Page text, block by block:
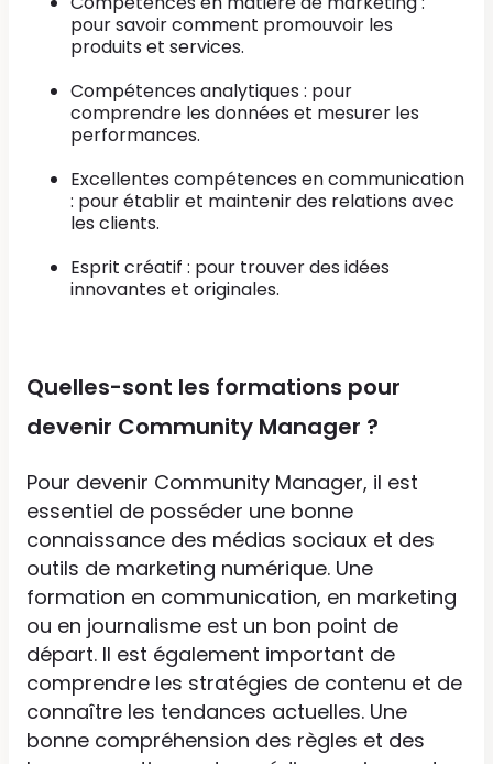
pour savoir comment promouvoir les
produits et services.
Compétences analytiques : pour
comprendre les données et mesurer les
performances.
Excellentes compétences en communication
: pour établir et maintenir des relations avec
les clients.
Esprit créatif : pour trouver des idées
innovantes et originales.
Quelles-sont les formations pour
devenir Community Manager ?
Pour devenir Community Manager, il est
essentiel de posséder une bonne
connaissance des médias sociaux et des
outils de marketing numérique. Une
formation en communication, en marketing
ou en journalisme est un bon point de
départ. Il est également important de
comprendre les stratégies de contenu et de
connaître les tendances actuelles. Une
bonne compréhension des règles et des